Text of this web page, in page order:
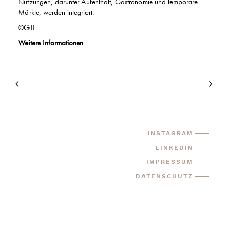
Märkte, werden integriert.
©GTL
Weitere Informationen
INSTAGRAM
LINKEDIN
IMPRESSUM
DATENSCHUTZ